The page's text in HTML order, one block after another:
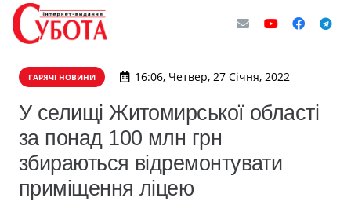
ГАРЯЧІ НОВИНИ 16:06, Четвер, 27 Січня, 2022
​У селищі Житомирської області
за понад 100 млн грн
збираються відремонтувати
приміщення ліцею